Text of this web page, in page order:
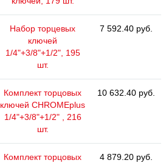
Набор торцевых
ключей
1/4"+3/8"+1/2", 195
шт.
7 592.40 руб.
Комплект торцовых
ключей CHROMEplus
1/4"+3/8"+1/2" , 216
шт.
10 632.40 руб.
Комплект торцовых
4 879.20 руб.